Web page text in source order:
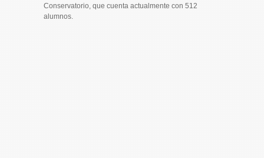
Conservatorio, que cuenta actualmente con 512
alumnos.